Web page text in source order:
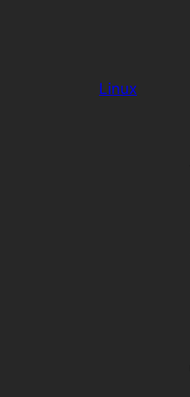
Linux